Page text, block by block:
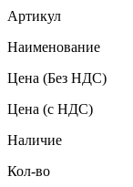
Артикул
Наименование
Цена (Без НДС)
Цена (с НДС)
Наличие
Кол-во